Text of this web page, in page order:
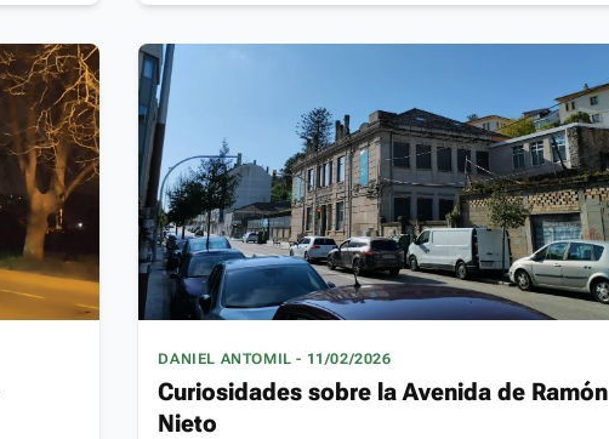
DANIEL ANTOMIL - 11/02/2026
Curiosidades sobre la Avenida de Ramón
Nieto